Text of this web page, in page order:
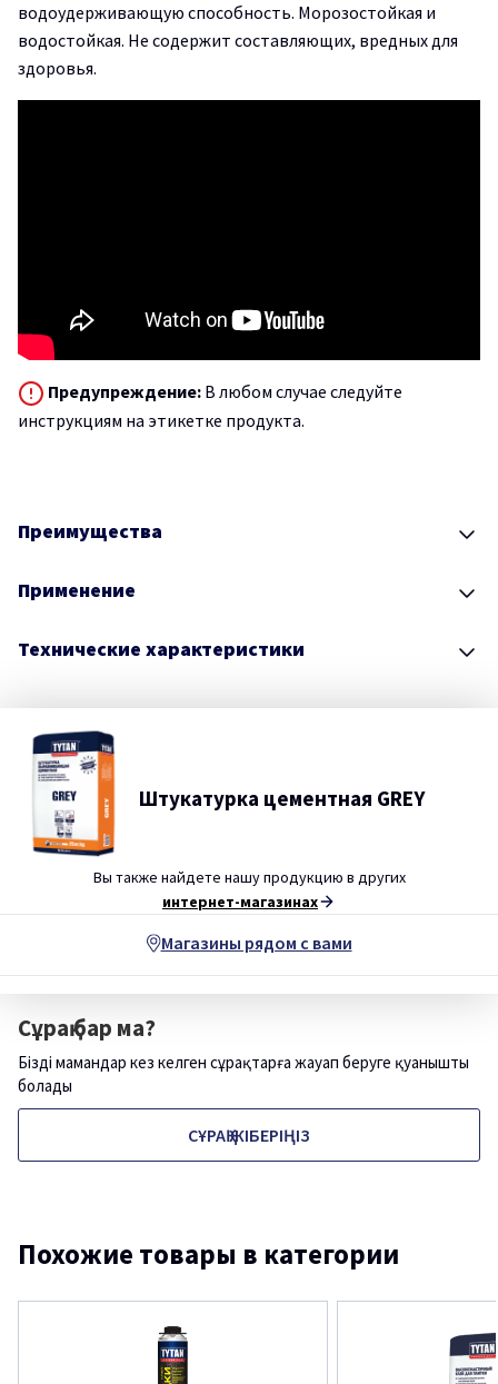
водоудерживающую способность. Морозостойкая и
водостойкая. Не содержит составляющих, вредных для
здоровья.
Предупреждение: В любом случае следуйте
инструкциям на этикетке продукта.
Преимущества
Применение
Технические характеристики
Штукатурка цементная GREY
Вы также найдете нашу продукцию в других
интернет-магазинах
Магазины рядом с вами
Сұрақ бар ма?
Біздің мамандар кез келген сұрақтарға жауап беруге қуанышты
болады
СҰРАҚ ЖІБЕРІҢІЗ
Похожие товары в категории